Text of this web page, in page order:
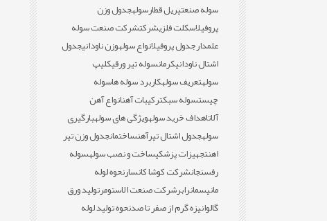
سوله صنعتیریل قطارسولهجدول وزن
پروفیلاسکلت فلزیشرکتشرکت صنعت سوله
علمدارجدول پروفیلانواع سولهوزن ناودانیجدول
اشتال ناودانیکرمانسوله تیر ورقیکلیپ
سولهتعریف سولهکاربرد سوله هاسوله
چیستسوله سبکترکیبات آهنانواع آهن
آلاتاهداف خرید سولهویژگی های سولهبارگیری
سولهجدول اشتال تیرآهنساختمانجدول وزن تیر
اهنتجهیزات پزشکیساخت و نصب سولهسوله
رفسنجانشرکت کوشا کانسارنحوه لوله
مانیسمانرابرشرکت صنعت الاستومرتولید ورق
گالوانیزه گرم از صفر تا صدنحوه تولید لوله